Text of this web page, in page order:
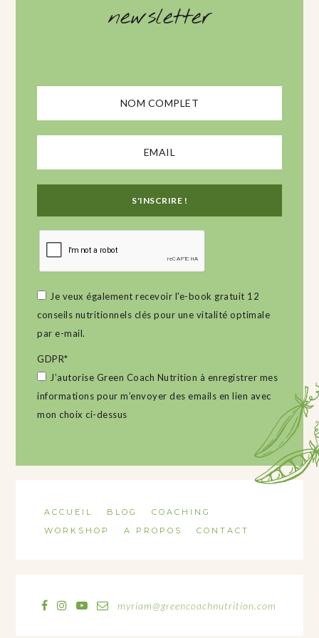
newsletter
Je veux également recevoir l'e-book gratuit 12
conseils nutritionnels clés pour une vitalité optimale
par e-mail.
GDPR*
J’autorise Green Coach Nutrition à enregistrer mes
informations pour m’envoyer des emails en lien avec
mon choix ci-dessus
ACCUEIL BLOG
COACHING
WORKSHOP
A PROPOS CONTACT
myriam@greencoachnutrition.com